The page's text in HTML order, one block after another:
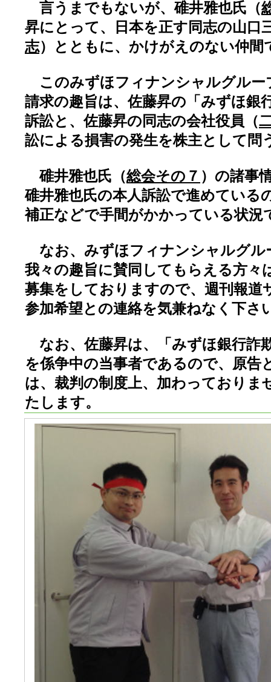
言うまでもないが、碓井雅也氏（
昇にとって、日本を正す同志の山口
志）とともに、かけがえのない仲間
このみずほフィナンシャルグルー
請求の趣旨は、佐藤昇の「みずほ銀
訴訟と、佐藤昇の同志の会社役員（
訟による損害の発生を株主として問
碓井雅也氏（総会その７ ）の諸事
碓井雅也氏の本人訴訟で進めている
補正などで手間がかかっている状況
なお、みずほフィナンシャルグル
我々の趣旨に賛同してもらえる方々
募集をしておりますので、週刊報道
参加希望との連絡を気兼ねなく下さ
なお、佐藤昇は、「みずほ銀行詐
を係争中の当事者であるので、原告
は、裁判の制度上、加わっておりま
たします。